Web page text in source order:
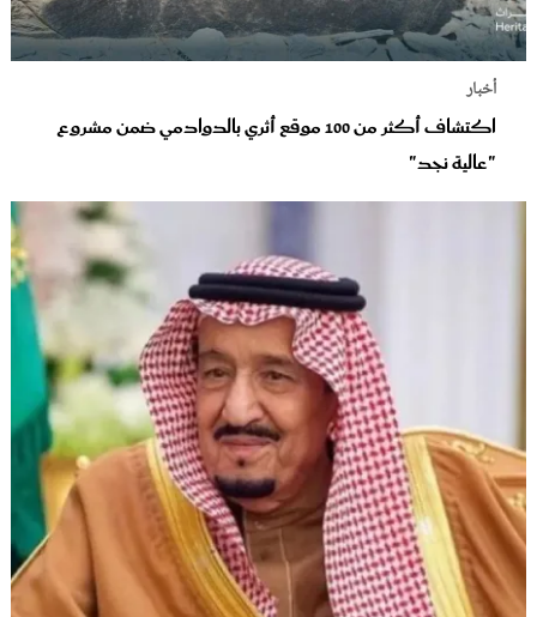
أخبار
اكتشاف أكثر من 100 موقع أثري بالدوادمي ضمن مشروع
"عالية نجد"